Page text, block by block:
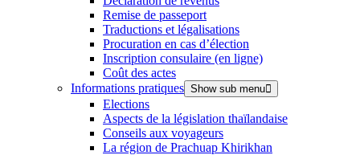
Remise de passeport
Traductions et légalisations
Procuration en cas d’élection
Inscription consulaire (en ligne)
Coût des actes
Informations pratiques Show sub menu
Elections
Aspects de la législation thaïlandaise
Conseils aux voyageurs
La région de Prachuap Khirikhan